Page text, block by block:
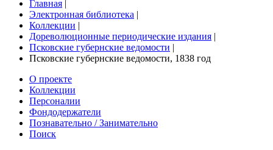
Главная |
Электронная библиотека |
Коллекции |
Дореволюционные периодические издания |
Псковские губернские ведомости |
Псковские губернские ведомости, 1838 год
О проекте
Коллекции
Персоналии
Фондодержатели
Познавательно / Занимательно
Поиск